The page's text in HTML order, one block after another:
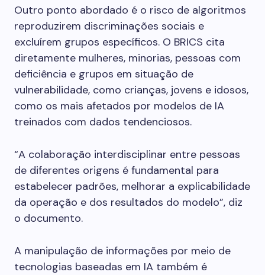
Outro ponto abordado é o risco de algoritmos
reproduzirem discriminações sociais e
excluírem grupos específicos. O BRICS cita
diretamente mulheres, minorias, pessoas com
deficiência e grupos em situação de
vulnerabilidade, como crianças, jovens e idosos,
como os mais afetados por modelos de IA
treinados com dados tendenciosos.
“A colaboração interdisciplinar entre pessoas
de diferentes origens é fundamental para
estabelecer padrões, melhorar a explicabilidade
da operação e dos resultados do modelo”, diz
o documento.
A manipulação de informações por meio de
tecnologias baseadas em IA também é